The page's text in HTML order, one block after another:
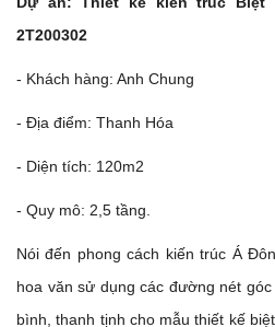
2T200302
- Khách hàng: Anh Chung
- Địa điểm: Thanh Hóa
- Diện tích: 120m2
- Quy mô: 2,5 tầng.
Nói đến phong cách kiến trúc Á
hoa văn sử dụng các đường nét
bình, thanh tịnh cho mẫu thiết kế